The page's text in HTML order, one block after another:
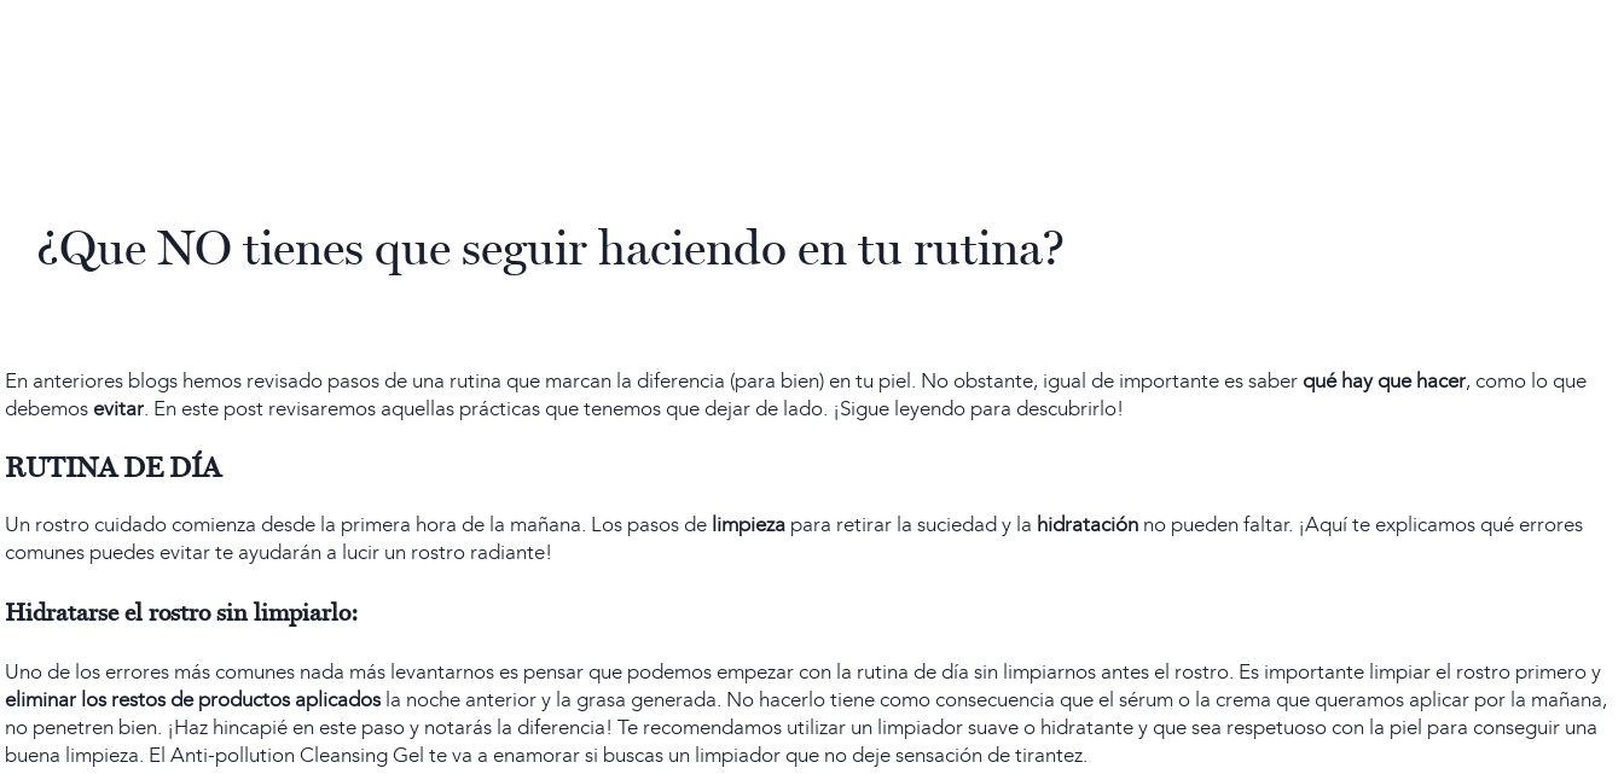
¿Que NO tienes que seguir haciendo en tu rutina?
En anteriores blogs hemos revisado pasos de una rutina que marcan la diferencia (para bien) en tu piel. No obstante, igual de importante es saberqué hay que hacer, como lo que
debemosevitar. En este post revisaremos aquellas prácticas que tenemos que dejar de lado. ¡Sigue leyendo para descubrirlo!
RUTINA DE DÍA
Un rostro cuidado comienza desde la primera hora de la mañana. Los pasos delimpiezapara retirar la suciedad y la hidrataciónno pueden faltar. ¡Aquí te explicamos qué errores
comunes puedes evitar te ayudarán a lucir un rostro radiante!
Hidratarse el rostro sin limpiarlo:
Uno de los errores más comunes nada más levantarnos es pensar que podemos empezar con la rutina de día sin limpiarnos antes el rostro. Es importante limpiar el rostro primero y
eliminar los restos de productos aplicadosla noche anterior y la grasa generada. No hacerlo tiene como consecuencia que el sérum o la crema que queramos aplicar por la mañana,
no penetren bien. ¡Haz hincapié en este paso y notarás la diferencia! Te recomendamos utilizar un limpiador suave o hidratante y que sea respetuoso con la piel para conseguir una
buena limpieza. ElAnti-pollution Cleansing Gelte va a enamorar si buscas un limpiador que no deje sensación de tirantez.